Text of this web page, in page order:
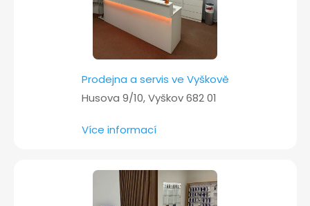
Prodejna a servis ve Vyškově
Husova 9/10, Vyškov 682 01
Více informací